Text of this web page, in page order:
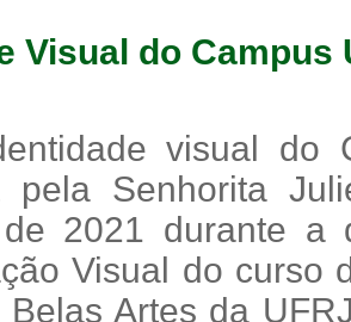
Visual do Campus
visual do
pela Senhorita
2021 durante a
Visual do curso
Belas Artes da